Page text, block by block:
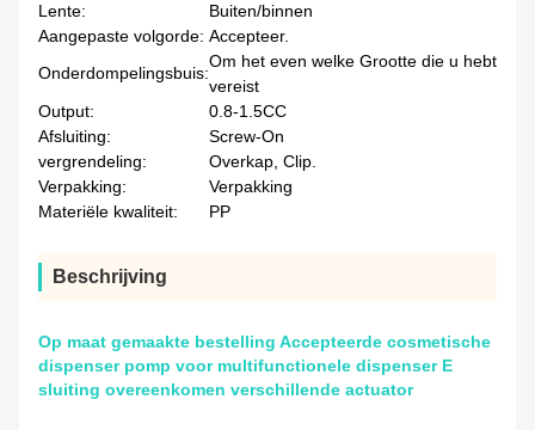
Lente:
Buiten/binnen
Aangepaste volgorde: Accepteer.
Onderdompelingsbuis:
Om het even welke Grootte die u hebt
vereist
Output:
0.8-1.5CC
Afsluiting:
Screw-On
vergrendeling:
Overkap, Clip.
Verpakking:
Verpakking
Materiële kwaliteit:
PP
Beschrijving
Op maat gemaakte bestelling Accepteerde cosmetische
dispenser pomp voor multifunctionele dispenser E
sluiting overeenkomen verschillende actuator